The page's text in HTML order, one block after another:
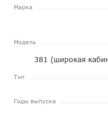
Марка
Модель
381 (широкая
Тип
Годы выпуска